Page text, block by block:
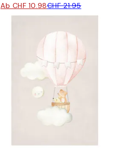
Ab CHF 10.98CHF 21.95